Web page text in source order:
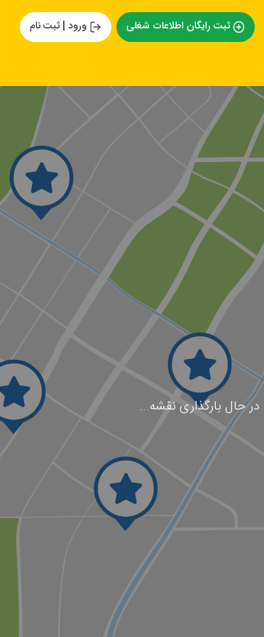
ثبت رایگان اطلاعات شغلی ورود | ثبت نام
در حال بارگذاری نقشه...